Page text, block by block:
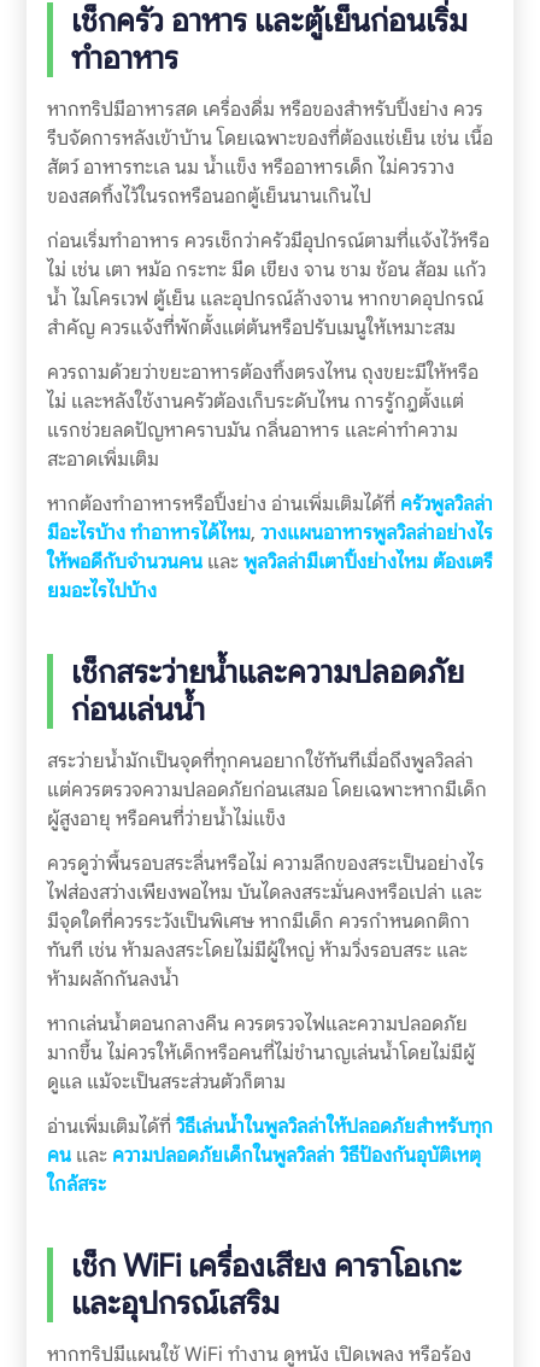
เช็กครัว อาหาร และตู้เย็นก่อนเริ่ม
ทำอาหาร
หากทริปมีอาหารสด เครื่องดื่ม หรือของสำหรับปิ้งย่าง ควร
รีบจัดการหลังเข้าบ้าน โดยเฉพาะของที่ต้องแช่เย็น เช่น เนื้อ
สัตว์ อาหารทะเล นม น้ำแข็ง หรืออาหารเด็ก ไม่ควรวาง
ของสดทิ้งไว้ในรถหรือนอกตู้เย็นนานเกินไป
ก่อนเริ่มทำอาหาร ควรเช็กว่าครัวมีอุปกรณ์ตามที่แจ้งไว้หรือ
ไม่ เช่น เตา หม้อ กระทะ มีด เขียง จาน ชาม ช้อน ส้อม แก้ว
น้ำ ไมโครเวฟ ตู้เย็น และอุปกรณ์ล้างจาน หากขาดอุปกรณ์
สำคัญ ควรแจ้งที่พักตั้งแต่ต้นหรือปรับเมนูให้เหมาะสม
ควรถามด้วยว่าขยะอาหารต้องทิ้งตรงไหน ถุงขยะมีให้หรือ
ไม่ และหลังใช้งานครัวต้องเก็บระดับไหน การรู้กฎตั้งแต่
แรกช่วยลดปัญหาคราบมัน กลิ่นอาหาร และค่าทำความ
สะอาดเพิ่มเติม
หากต้องทำอาหารหรือปิ้งย่าง อ่านเพิ่มเติมได้ที่ ครัวพูลวิลล่า
มีอะไรบ้าง ทำอาหารได้ไหม, วางแผนอาหารพูลวิลล่าอย่างไร
ให้พอดีกับจำนวนคนและพูลวิลล่ามีเตาปิ้งย่างไหม ต้องเตรี
ยมอะไรไปบ้าง
เช็กสระว่ายน้ำและความปลอดภัย
ก่อนเล่นน้ำ
สระว่ายน้ำมักเป็นจุดที่ทุกคนอยากใช้ทันทีเมื่อถึงพูลวิลล่า
แต่ควรตรวจความปลอดภัยก่อนเสมอ โดยเฉพาะหากมีเด็ก
ผู้สูงอายุ หรือคนที่ว่ายน้ำไม่แข็ง
ควรดูว่าพื้นรอบสระลื่นหรือไม่ ความลึกของสระเป็นอย่างไร
ไฟส่องสว่างเพียงพอไหม บันไดลงสระมั่นคงหรือเปล่า และ
มีจุดใดที่ควรระวังเป็นพิเศษ หากมีเด็ก ควรกำหนดกติกา
ทันที เช่น ห้ามลงสระโดยไม่มีผู้ใหญ่ ห้ามวิ่งรอบสระ และ
ห้ามผลักกันลงน้ำ
หากเล่นน้ำตอนกลางคืน ควรตรวจไฟและความปลอดภัย
มากขึ้น ไม่ควรให้เด็กหรือคนที่ไม่ชำนาญเล่นน้ำโดยไม่มีผู้
ดูแล แม้จะเป็นสระส่วนตัวก็ตาม
อ่านเพิ่มเติมได้ที่ วิธีเล่นน้ำในพูลวิลล่าให้ปลอดภัยสำหรับทุก
คนและ ความปลอดภัยเด็กในพูลวิลล่า วิธีป้องกันอุบัติเหตุ
ใกล้สระ
เช็ก WiFi เครื่องเสียง คาราโอเกะ
และอุปกรณ์เสริม
หากทริปมีแผนใช้ WiFi ทำงาน ดูหนัง เปิดเพลง หรือร้อง